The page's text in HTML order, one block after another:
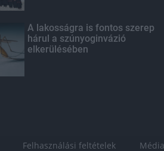
A lakosságra is fontos szerep
hárul a szúnyoginvázió
elkerülésében
Felhasználási feltételek